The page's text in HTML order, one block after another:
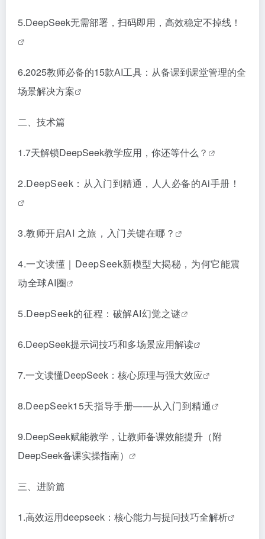
5.DeepSeek无需部署，扫码即用，高效稳定不掉线！
6.2025教师必备的15款AI工具：从备课到课堂管理的全
场景解决方案
二、技术篇
1.7天解锁DeepSeek教学应用，你还等什么？
2.DeepSeek：从入门到精通，人人必备的Ai手册！
3.教师开启AI 之旅，入门关键在哪？
4.一文读懂｜DeepSeek新模型大揭秘，为何它能震
动全球AI圈
5.DeepSeek的征程：破解AI幻觉之谜
6.DeepSeek提示词技巧和多场景应用解读
7.一文读懂DeepSeek：核心原理与强大效应
8.DeepSeek15天指导手册——从入门到精通
9.DeepSeek赋能教学，让教师备课效能提升（附
DeepSeek备课实操指南）
三、进阶篇
1.高效运用deepseek：核心能力与提问技巧全解析